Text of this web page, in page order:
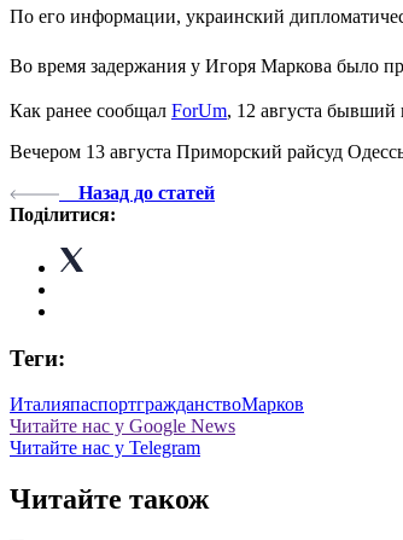
По его информации, украинский
Во время задержания у Игоря Маркова было
Как ранее сообщал ForUm, 12 августа
Вечером 13 августа Приморский райсуд
Назад до статей
Поділитися:
Теги:
ИталияпаспортгражданствоМарков
Читайте нас у Google News
Читайте нас у Telegram
Читайте також